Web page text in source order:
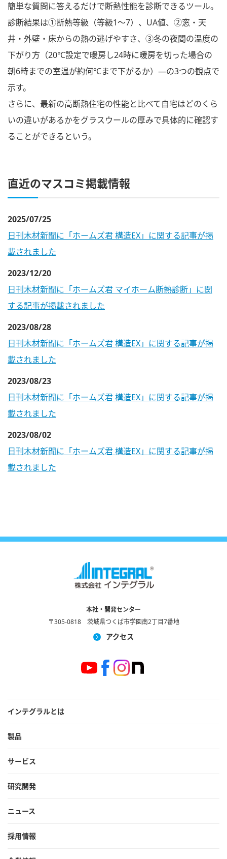
簡単な質問に答えるだけで断熱性能を診断できるツール。
診断結果は①断熱等級（等級1～7）、UA値、②窓・天
井・外壁・床からの熱の逃げやすさ、③冬の夜間の温度の
下がり方（20℃設定で暖房し24時に暖房を切った場合の
朝6時までの室温が約何℃まで下がるか）―の3つの観点で
示す。
さらに、最新の高断熱住宅の性能と比べて自宅はどのくら
いの違いがあるかをグラスウールの厚みで具体的に確認す
ることができるという。
直近のマスコミ掲載情報
2025/07/25
日刊木材新聞に「ホームズ君 構造EX」に関する記事が掲
載されました
2023/12/20
日刊木材新聞に「ホームズ君 マイホーム断熱診断」に関
する記事が掲載されました
2023/08/28
日刊木材新聞に「ホームズ君 構造EX」に関する記事が掲
載されました
2023/08/23
日刊木材新聞に「ホームズ君 構造EX」に関する記事が掲
載されました
2023/08/02
日刊木材新聞に「ホームズ君 構造EX」に関する記事が掲
載されました
本社・開発センター
〒305-0818 茨城県つくば市学園南2丁目7番地
アクセス
インテグラルとは
製品
サービス
研究開発
ニュース
採用情報